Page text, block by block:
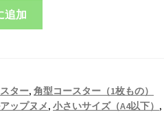
追加
ター, 角型コースター（1枚もの）
ップヌメ, 小さいサイズ（A4以下） ,